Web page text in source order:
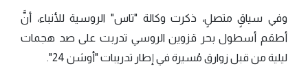
وفي سياقٍ متصلٍ، ذكرت وكالة "تاس" الروسية للأنباء، أنَّ
أطقم أسطول بحر قزوين الروسي تدربت على صد هجمات
ليلية من قبل زوارق مُسيرة في إطار تدريبات "أوشن 24".